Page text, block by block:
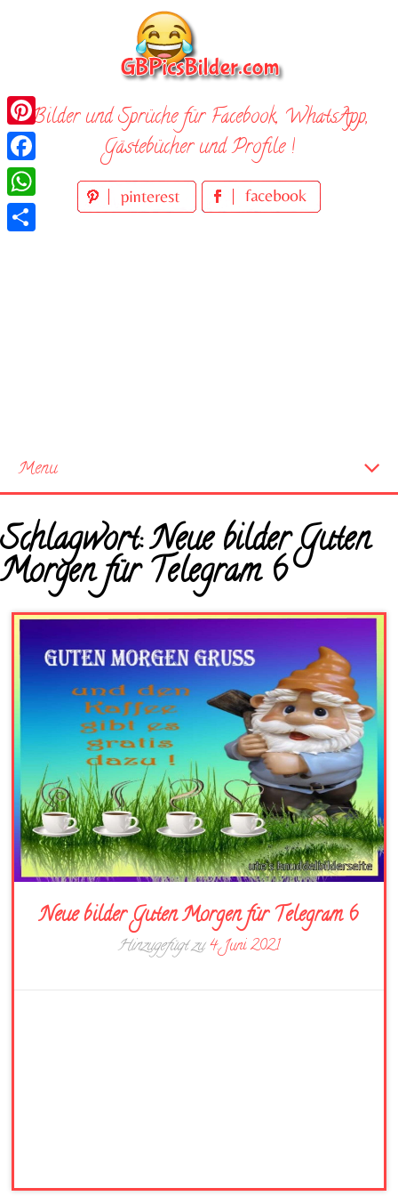
Bilder und Sprüche für Facebook, WhatsApp,
Gästebücher und Profile !
Menu
Startseite
Neue Bilder
Schlagwort:Neue bilder Guten
Morgen für Telegram 6
Neue bilder Guten Morgen für Telegram 6
Hinzugefügt zu4. Juni 2021
Pinterest
Facebook
WhatsApp